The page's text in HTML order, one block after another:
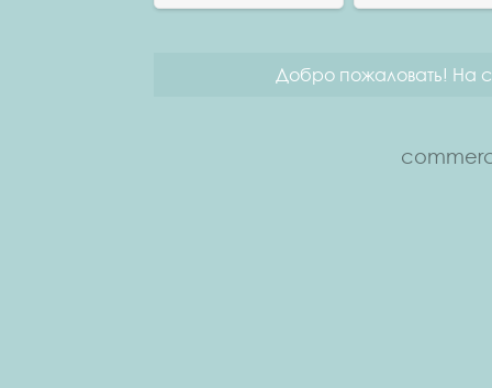
Добро пожаловать! На